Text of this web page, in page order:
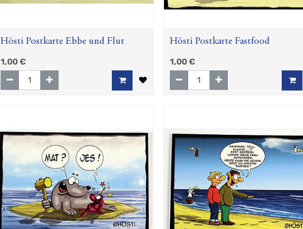
Hösti Postkarte Ebbe und Flut
1,00€
Hösti Postkarte Fastfood
1,00€